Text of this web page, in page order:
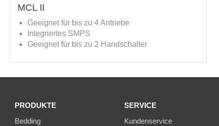
MCL II
Geeignet für bis zu 4 Antriebe
Integriertes SMPS
Geeignet für bis zu 2 Handschalter
PRODUKTE
Bedding
SERVICE
Kundenservice